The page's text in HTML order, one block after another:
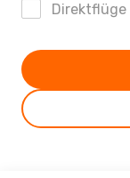
Direktflüge